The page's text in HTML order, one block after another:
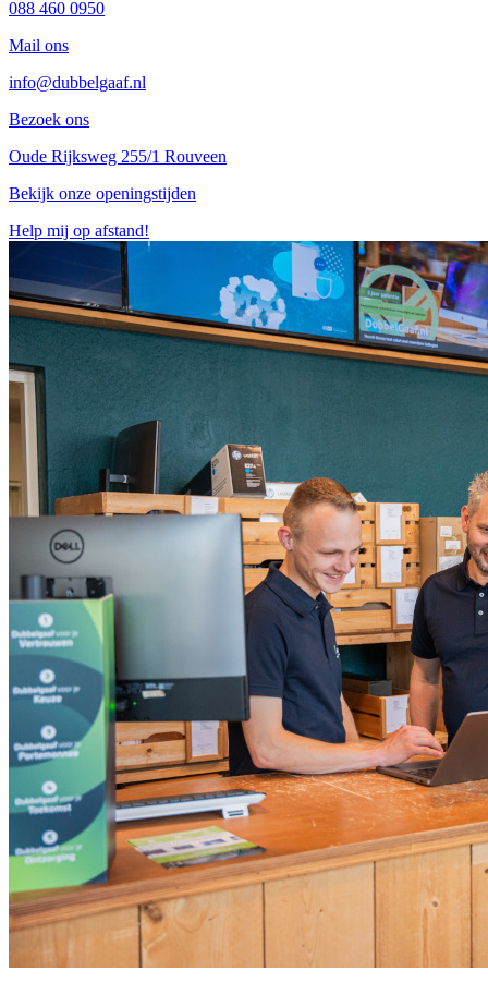
088 460 0950
Mail ons
info@dubbelgaaf.nl
Bezoek ons
Oude Rijksweg 255/1 Rouveen
Bekijk onze openingstijden
Help mij op afstand!